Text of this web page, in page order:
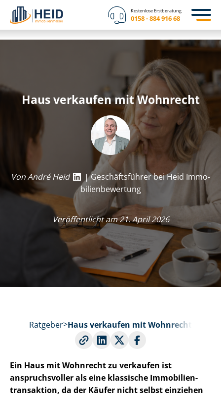
Kostenlose Erstberatung
0158 - 884 916 68
Haus verkaufen mit Wohnrecht
Von André Heid
| Geschäftsführer bei Heid Im­mo­
bi­li­en­be­wer­tung
Veröffentlicht am 21. April 2026
Ratgeber Haus verkaufen mit Wohnrecht
Ein Haus mit Wohnrecht zu verkaufen ist
anspruchsvoller als eine klassische Im­mo­bi­li­en­
trans­ak­ti­on, da der Käufer nicht selbst einziehen